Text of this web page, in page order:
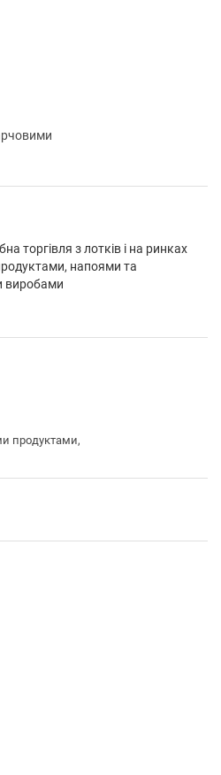
торгівля з лотків і на ринках
напоями та
виробами
продуктами,